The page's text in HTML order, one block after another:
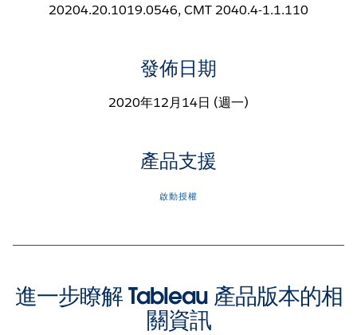
20204.20.1019.0546, CMT 2040.4-1.1.110
發佈日期
2020年12月14日 (週一)
產品支援
啟動授權
進一步瞭解 Tableau 產品版本的相
關資訊